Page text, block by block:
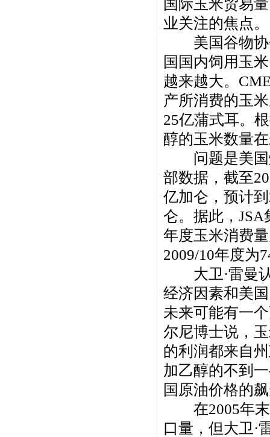
国际玉米贸易
业关注的焦点。
美国谷物协
国国内饲用玉
越来越大。
产所消费的玉
25亿蒲式耳。
醇的玉米数量
问题是美国
部数据，截至
亿加仑，预计
仑。据此，JSA
年度玉米消费
2009/10年度为
大卫·雷曼认
经济因素和美
未来可能有一
尔尼博士说，
的利润都来自
加乙醇的不到
国原油价格的
在2005年末
口量，但大卫·